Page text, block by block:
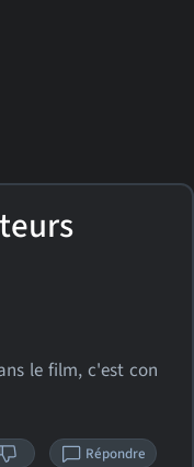
le film, c'est con
Répondre